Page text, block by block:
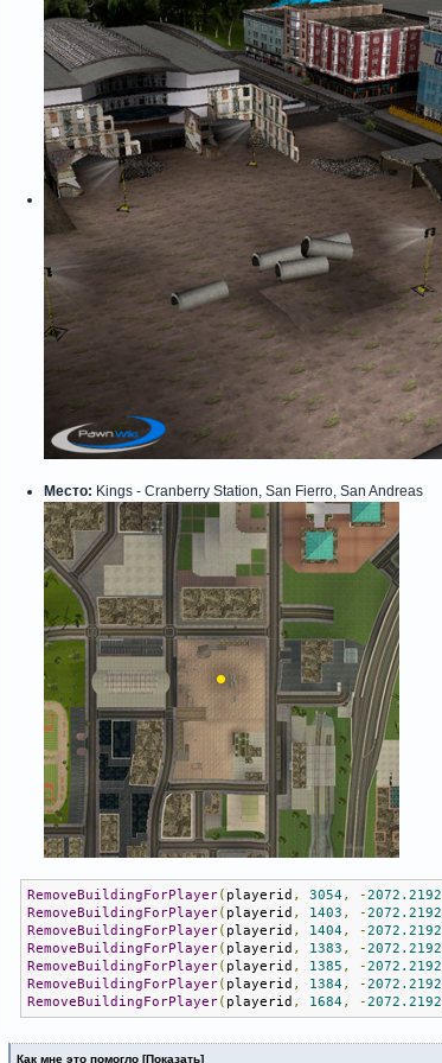
Место: Kings - Cranberry Station, San Fierro, San Andreas
RemoveBuildingForPlayer( playerid , 3054, -2072.2192
RemoveBuildingForPlayer( playerid , 1403 , -2072.2192
RemoveBuildingForPlayer( playerid , 1404, -2072.2192
RemoveBuildingForPlayer( playerid , 1383 , -2072.2192
RemoveBuildingForPlayer( playerid , 1385 , -2072.2192
RemoveBuildingForPlayer( playerid , 1384, -2072.2192
RemoveBuildingForPlayer( playerid , 1684, -2072.2192
Как мне это помогло [Показать]